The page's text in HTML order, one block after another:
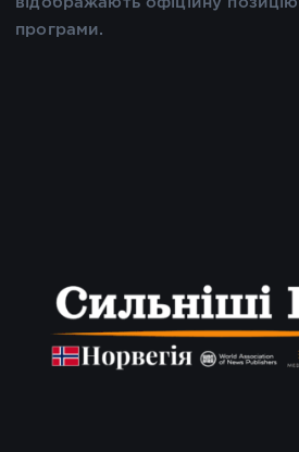
відображають офіційну позицію
програми.